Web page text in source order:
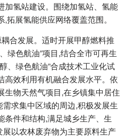
加氢站建设。围绕加氢站、氢能
拓展氢能供应网络覆盖范围。
发展。适时开展甲醇燃料推
绿色航油”项目,结合全市可再生
、绿色航油”合成技术工业化试
高效利用有机融合发展水平。依
生物天然气项目,在乡镇集中居住
求集中区域的周边,积极发展生
条件和结构,满足城乡生产、生
以农林废弃物为主要原料生产